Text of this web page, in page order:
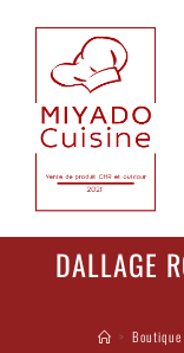
DALLAGE
> Boutique